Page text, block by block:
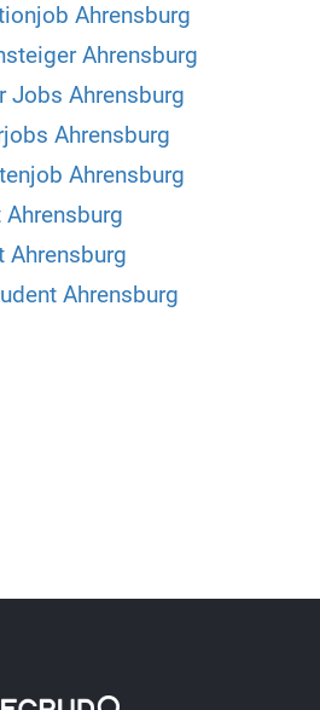
Ahrensburg
Ahrensburg
Jobs Ahrensburg
Ahrensburg
Ahrensburg
Ahrensburg
Ahrensburg